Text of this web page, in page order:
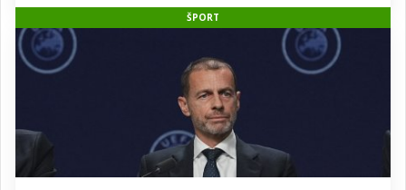
ŠPORT